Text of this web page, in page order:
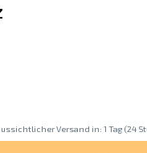
Versand in: 1 Tag (24